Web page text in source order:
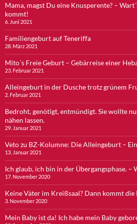
Mama, magst Du eine Knusperente? –
kommt!
6. Juni 2021
Familiengeburt auf Teneriffa
28. März 2021
Mito´s Freie Geburt – Gebärreise einer
23. Februar 2021
Alleingeburt in der Dusche trotz grünem
2. Februar 2021
Bedroht, genötigt, entmündigt. Sie wollte
nähen lassen.
29. Januar 2021
Veto zu BZ-Kolumne: Die Alleingeburt –
13. Januar 2021
Ich glaub, ich bin in der Übergangsphase. –
17. November 2020
Keine Väter im Kreißsaal? Dann kommt
3. November 2020
Mein Baby ist da! Ich habe mein Baby